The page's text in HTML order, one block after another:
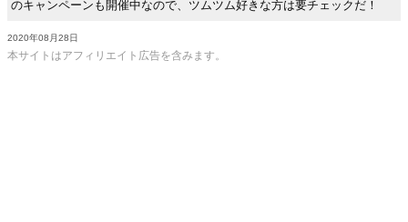
のキャンペーンも開催中なので、ツムツム好きな方は要チェックだ！
2020年08月28日
本サイトはアフィリエイト広告を含みます。